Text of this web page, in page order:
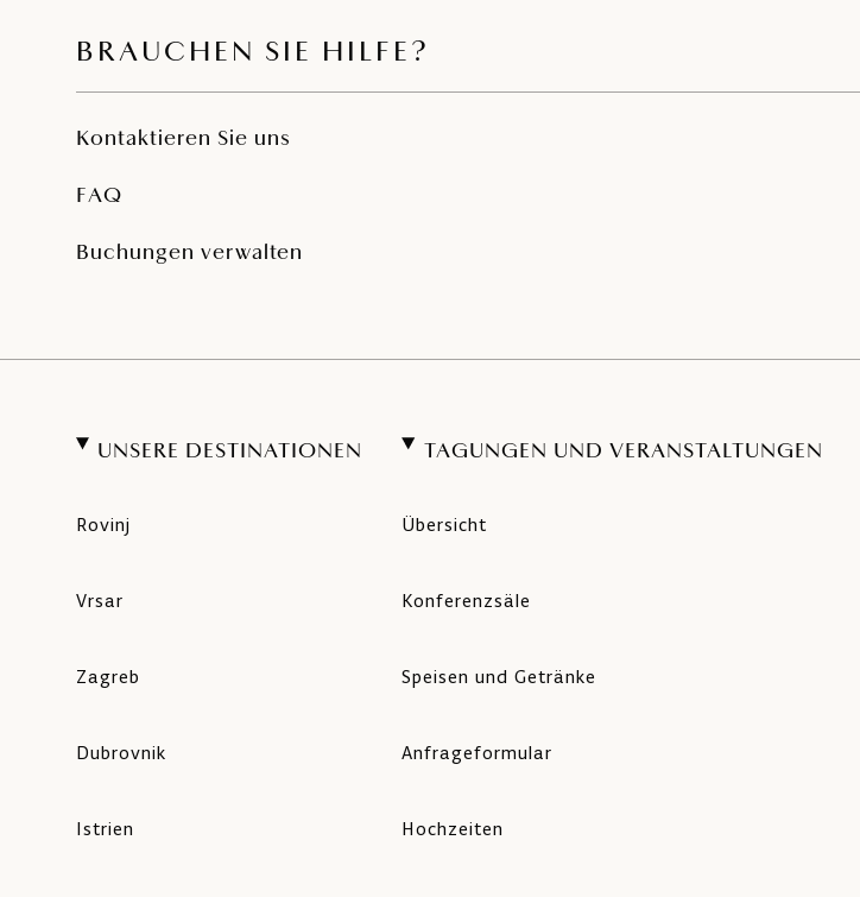
BRAUCHEN SIE HILFE?
Kontaktieren Sie uns
FAQ
Buchungen verwalten
UNSERE DESTINATIONEN
Rovinj
Vrsar
Zagreb
Dubrovnik
Istrien
TAGUNGEN UND VERANSTALTUNGEN
Übersicht
Konferenzsäle
Speisen und Getränke
Anfrageformular
Hochzeiten